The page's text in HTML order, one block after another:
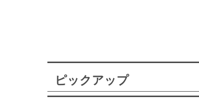
ピックアップ